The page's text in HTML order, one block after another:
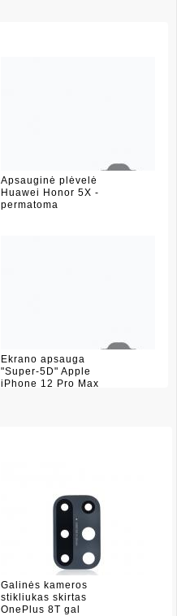
Apsauginė plėvelė
Huawei Honor 5X -
permatoma
Ekrano apsauga
"Super-5D" Apple
iPhone 12 Pro Max
Galinės kameros
stikliukas skirtas
OnePlus 8T gal